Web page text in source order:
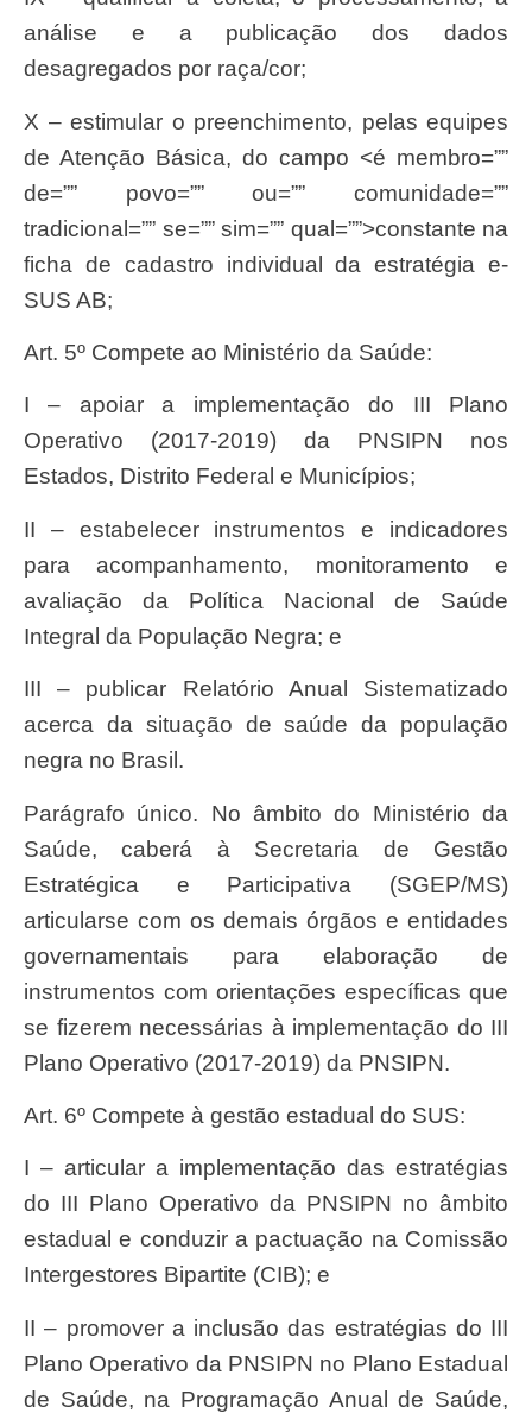
análise e a publicação dos dados
desagregados por raça/cor;
X – estimular o preenchimento, pelas equipes
de Atenção Básica, do campo <é membro=””
de=”” povo=”” ou=”” comunidade=””
tradicional=”” se=”” sim=”” qual=””>constante na
ficha de cadastro individual da estratégia e-
SUS AB;
Art. 5º Compete ao Ministério da Saúde:
I – apoiar a implementação do III Plano
Operativo (2017-2019) da PNSIPN nos
Estados, Distrito Federal e Municípios;
II – estabelecer instrumentos e indicadores
para acompanhamento, monitoramento e
avaliação da Política Nacional de Saúde
Integral da População Negra; e
III – publicar Relatório Anual Sistematizado
acerca da situação de saúde da população
negra no Brasil.
Parágrafo único. No âmbito do Ministério da
Saúde, caberá à Secretaria de Gestão
Estratégica e Participativa (SGEP/MS)
articularse com os demais órgãos e entidades
governamentais para elaboração de
instrumentos com orientações específicas que
se fizerem necessárias à implementação do III
Plano Operativo (2017-2019) da PNSIPN.
Art. 6º Compete à gestão estadual do SUS:
I – articular a implementação das estratégias
do III Plano Operativo da PNSIPN no âmbito
estadual e conduzir a pactuação na Comissão
Intergestores Bipartite (CIB); e
II – promover a inclusão das estratégias do III
Plano Operativo da PNSIPN no Plano Estadual
de Saúde, na Programação Anual de Saúde,